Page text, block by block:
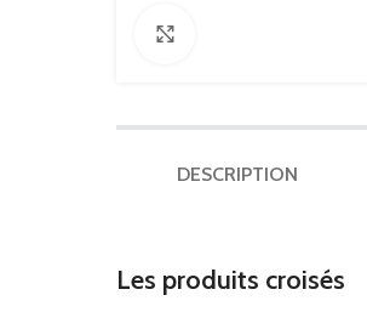
DESCRIPTION
Les produits croisés